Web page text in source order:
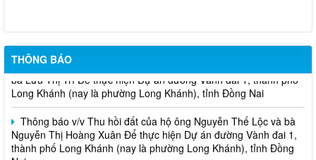
THÔNG BÁO
chuyển hướng tại 02 nút giao Quốc lộ 1
Thông báo v/v Thu hồi đất của hộ ông Nguyễn Thọ Thanh và
bà Lưu Thị Trí Để thực hiện Dự án đường Vành đai 1, thành phố
Long Khánh (nay là phường Long Khánh), tỉnh Đồng Nai
Thông báo v/v Thu hồi đất của hộ ông Nguyễn Thế Lộc và bà
Nguyễn Thị Hoàng Xuân Để thực hiện Dự án đường Vành đai 1,
thành phố Long Khánh (nay là phường Long Khánh), tỉnh Đồng
Nai